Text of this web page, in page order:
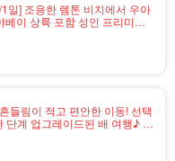
일] 조용한 렘톤 비치에서 우아
이 상륙 포함 성인 프리미엄
들림이 적고 편안한 이동! 선택
단계 업그레이드된 배 여행♪ 스
2)